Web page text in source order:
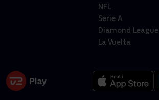
NFL
Serie A
Diamond League
La Vuelta